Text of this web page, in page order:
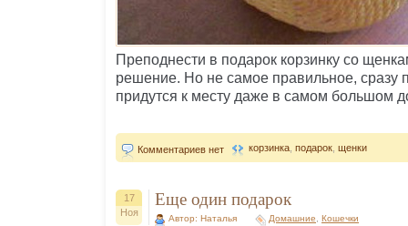
Преподнести в подарок корзинку со
решение. Но не самое правильное, сразу
придутся к месту даже в самом большом
Комментариев нет корзинка подарок щенки
17
Ноя
Еще один подарок
Автор: Наталья Домашние Кошечки